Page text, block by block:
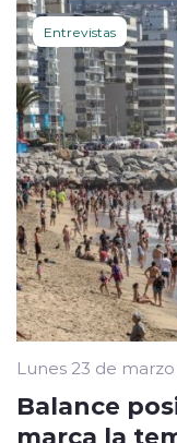
Entrevistas
Lunes 23 de
Balance
marca la